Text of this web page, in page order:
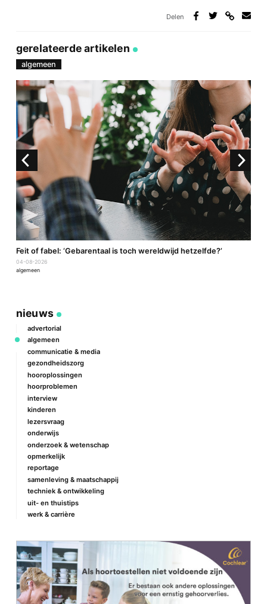
Delen
gerelateerde artikelen
algemeen
Feit of fabel: ‘Gebarentaal is toch wereldwijd hetzelfde?’
04-08-2026
algemeen
nieuws
advertorial
algemeen
communicatie & media
gezondheidszorg
hooroplossingen
hoorproblemen
interview
kinderen
lezersvraag
onderwijs
onderzoek & wetenschap
opmerkelijk
reportage
samenleving & maatschappij
techniek & ontwikkeling
uit- en thuistips
werk & carrière